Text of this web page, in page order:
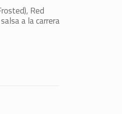
Red
a la carrera